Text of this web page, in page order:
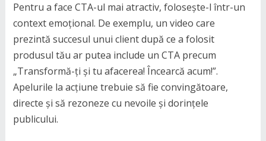
Pentru a face CTA-ul mai atractiv, folosește-l într-un
context emoțional. De exemplu, un video care
prezintă succesul unui client după ce a folosit
produsul tău ar putea include un CTA precum
„Transformă-ți și tu afacerea! Încearcă acum!”.
Apelurile la acțiune trebuie să fie convingătoare,
directe și să rezoneze cu nevoile și dorințele
publicului.